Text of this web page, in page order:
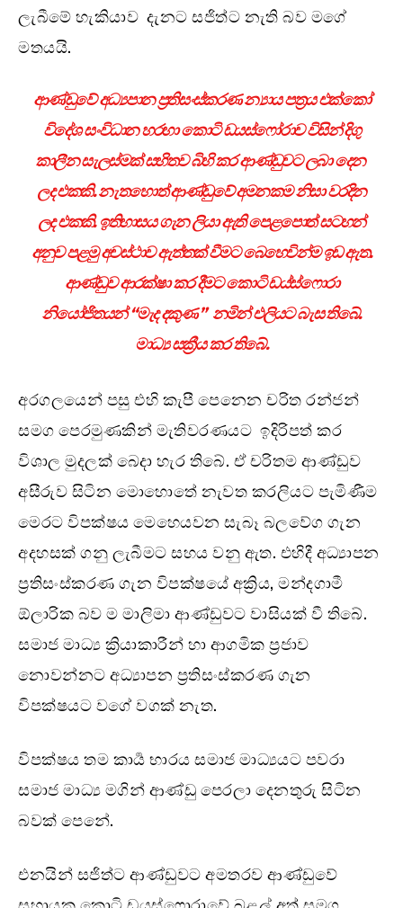
ලැබීමේ හැකියාව දැනට සජිත්ට නැති බව මගේ
මතයයි.
ආණ්ඩුවේ අධ්‍යපාන ප්‍රතිසංස්කරණ න්‍යාය පත්‍රය එක්කෝ
විදේශ සංවිධාන හරහා කොටි ඩයස්ෆෝරාව විසින් දිගු
කාලීන සැලස්මක් සහිතව බිහි කර ආණ්ඩුවට ලබා දෙන
ලද එකකි. නැතහොත් ආණ්ඩුවේ අමනකම නිසා වරදින
ලද එකකි. ඉතිහාසය ගැන ලියා ඇති පෙළපොත් සටහන්
අනුව පළමු අවස්ථාව ඇත්තක් වීමට බෙහෙවින්ම ඉඩ ඇත.
ආණ්ඩුව ආරක්ෂා කර දීමට කොටි ඩය්ස්ෆොරා
නියෝජිතයන් “මැද දකුණ ” නමින් එලියට බැස තිබේ.
මාධ්‍ය සක්‍රීය කර තිබේ.
අරගලයෙන් පසු එහි කැපී පෙනෙන චරිත රන්ජන්
සමග පෙරමුණකින් මැතිවරණයට ඉදිරිපත් කර
විශාල මුදලක් බෙදා හැර තිබේ. ඒ චරිතම ආණ්ඩුව
අසීරුව සිටින මොහොතේ නැවත කරලියට පැමිණීම
මෙරට විපක්ෂය මෙහෙයවන සැබෑ බලවේග ගැන
අදහසක් ගනු ලැබීමට සහය වනු ඇත. එහිදී අධ්‍යාපන
ප්‍රතිසංස්කරණ ගැන විපක්ෂයේ අක්‍රිය, මන්දගාමී
ඕලාරික බව ම මාලිමා ආණ්ඩුවට වාසියක් වී තිබේ.
සමාජ මාධ්‍ය ක්‍රියාකාරීන් හා ආගමික ප්‍රජාව
නොවන්නට අධ්‍යාපන ප්‍රතිසංස්කරණ ගැන
විපක්ෂයට වගේ වගක් නැත.
විපක්ෂය තම කාර්‍ය භාරය සමාජ මාධ්‍යයට පවරා
සමාජ මාධ්‍ය මගින් ආණ්ඩු පෙරලා දෙනතුරු සිටින
බවක් පෙනේ.
එනයින් සජිත්ට ආණ්ඩුවට අමතරව ආණ්ඩුවේ
සහායක කොටි ඩයස්ෆොරාවේ බළල් අත් සමග